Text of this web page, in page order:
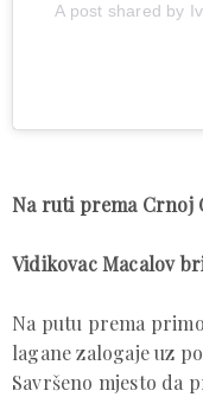
A post shared by
Na ruti prema Crnoj
Vidikovac Macalov
Na putu prema
lagane zalogaje uz
Savršeno mjesto da